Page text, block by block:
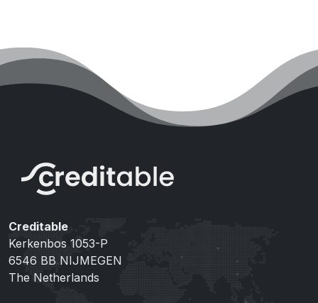
Creditable
Kerkenbos 1053-P
6546 BB NIJMEGEN
The Netherlands